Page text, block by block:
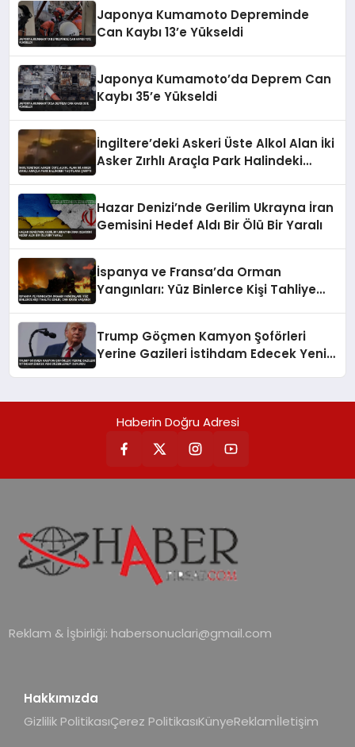
Japonya Kumamoto Depreminde
Can Kaybı 13’e Yükseldi
Japonya Kumamoto’da Deprem Can
Kaybı 35’e Yükseldi
İngiltere’deki Askeri Üste Alkol Alan İki
Asker Zırhlı Araçla Park Halindeki
Hazar Denizi’nde Gerilim Ukrayna İran
Gemisini Hedef Aldı Bir Ölü Bir Yaralı
İspanya ve Fransa’da Orman
Yangınları: Yüz Binlerce Kişi Tahliye
Trump Göçmen Kamyon Şoförleri
Yerine Gazileri İstihdam Edecek Yeni
Haberin Doğru Adresi
Reklam & İşbirliği: habersonuclari@gmail.com
Hakkımızda
Gizlilik PolitikasıÇerez PolitikasıKünyeReklamİletişim